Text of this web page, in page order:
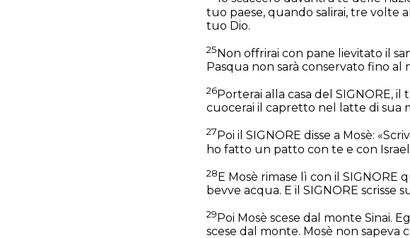
tuo paese, quando salirai, tre volte
tuo Dio.
25Non offrirai con pane lievitato il
Pasqua non sarà conservato fino al
26Porterai alla casa del SIGNORE,
cuocerai il capretto nel latte di sua
27 Poi il SIGNORE disse a Mosè:
ho fatto un patto con te e con
28E Mosè rimase lì con il
bevve acqua. E il SIGNORE
29 Poi Mosè scese dal monte Sinai.
scese dal monte. Mosè non